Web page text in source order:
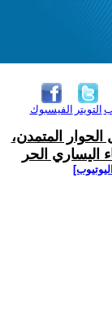
الفيسبوك التويتر
المتمدن،
اليساري الحر